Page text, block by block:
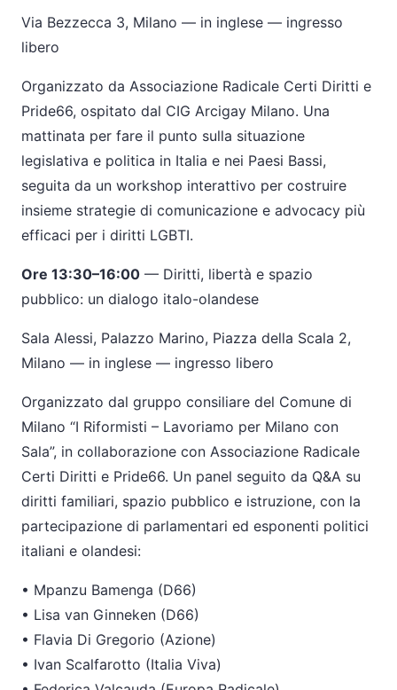
Via Bezzecca 3, Milano — in inglese — ingresso
libero
Organizzato da Associazione Radicale Certi Diritti e
Pride66, ospitato dal CIG Arcigay Milano. Una
mattinata per fare il punto sulla situazione
legislativa e politica in Italia e nei Paesi Bassi,
seguita da un workshop interattivo per costruire
insieme strategie di comunicazione e advocacy più
efficaci per i diritti LGBTI.
Ore 13:30–16:00 — Diritti, libertà e spazio
pubblico: un dialogo italo-olandese
Sala Alessi, Palazzo Marino, Piazza della Scala 2,
Milano — in inglese — ingresso libero
Organizzato dal gruppo consiliare del Comune di
Milano “I Riformisti – Lavoriamo per Milano con
Sala”, in collaborazione con Associazione Radicale
Certi Diritti e Pride66. Un panel seguito da Q&A su
diritti familiari, spazio pubblico e istruzione, con la
partecipazione di parlamentari ed esponenti politici
italiani e olandesi:
• Mpanzu Bamenga (D66)
• Lisa van Ginneken (D66)
• Flavia Di Gregorio (Azione)
• Ivan Scalfarotto (Italia Viva)